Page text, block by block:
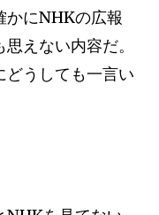
にNHKの広報
えない内容だ。
どうしても一言い